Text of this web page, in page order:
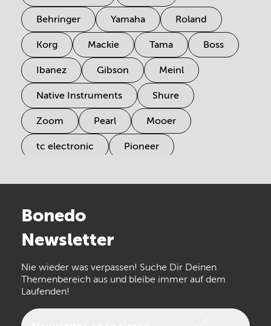
Behringer Yamaha Roland
Korg Mackie Tama Boss
Ibanez Gibson Meinl
Native Instruments Shure
Zoom Pearl Mooer
tc electronic Pioneer
Arturia
the t.bone
Walrus Audio Epiphone
Bonedo
Newsletter
Nie wieder was verpassen! Suche Dir Deinen
Themenbereich aus und bleibe immer auf dem
Laufenden!